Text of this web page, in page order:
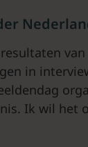
in
Ik wil het